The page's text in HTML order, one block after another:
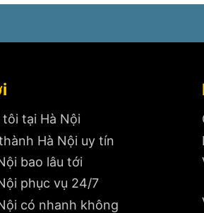
tại Hà Nội
Hà Nội uy tín
bao lâu tới
phục vụ 24/7
có nhanh không